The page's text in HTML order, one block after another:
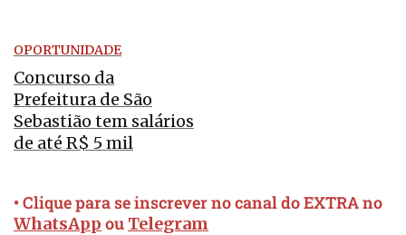
OPORTUNIDADE
Concurso da
Prefeitura de São
Sebastião tem salários
de até R$ 5 mil
• Clique para se inscrever no canal do EXTRA no
WhatsApp ou Telegram